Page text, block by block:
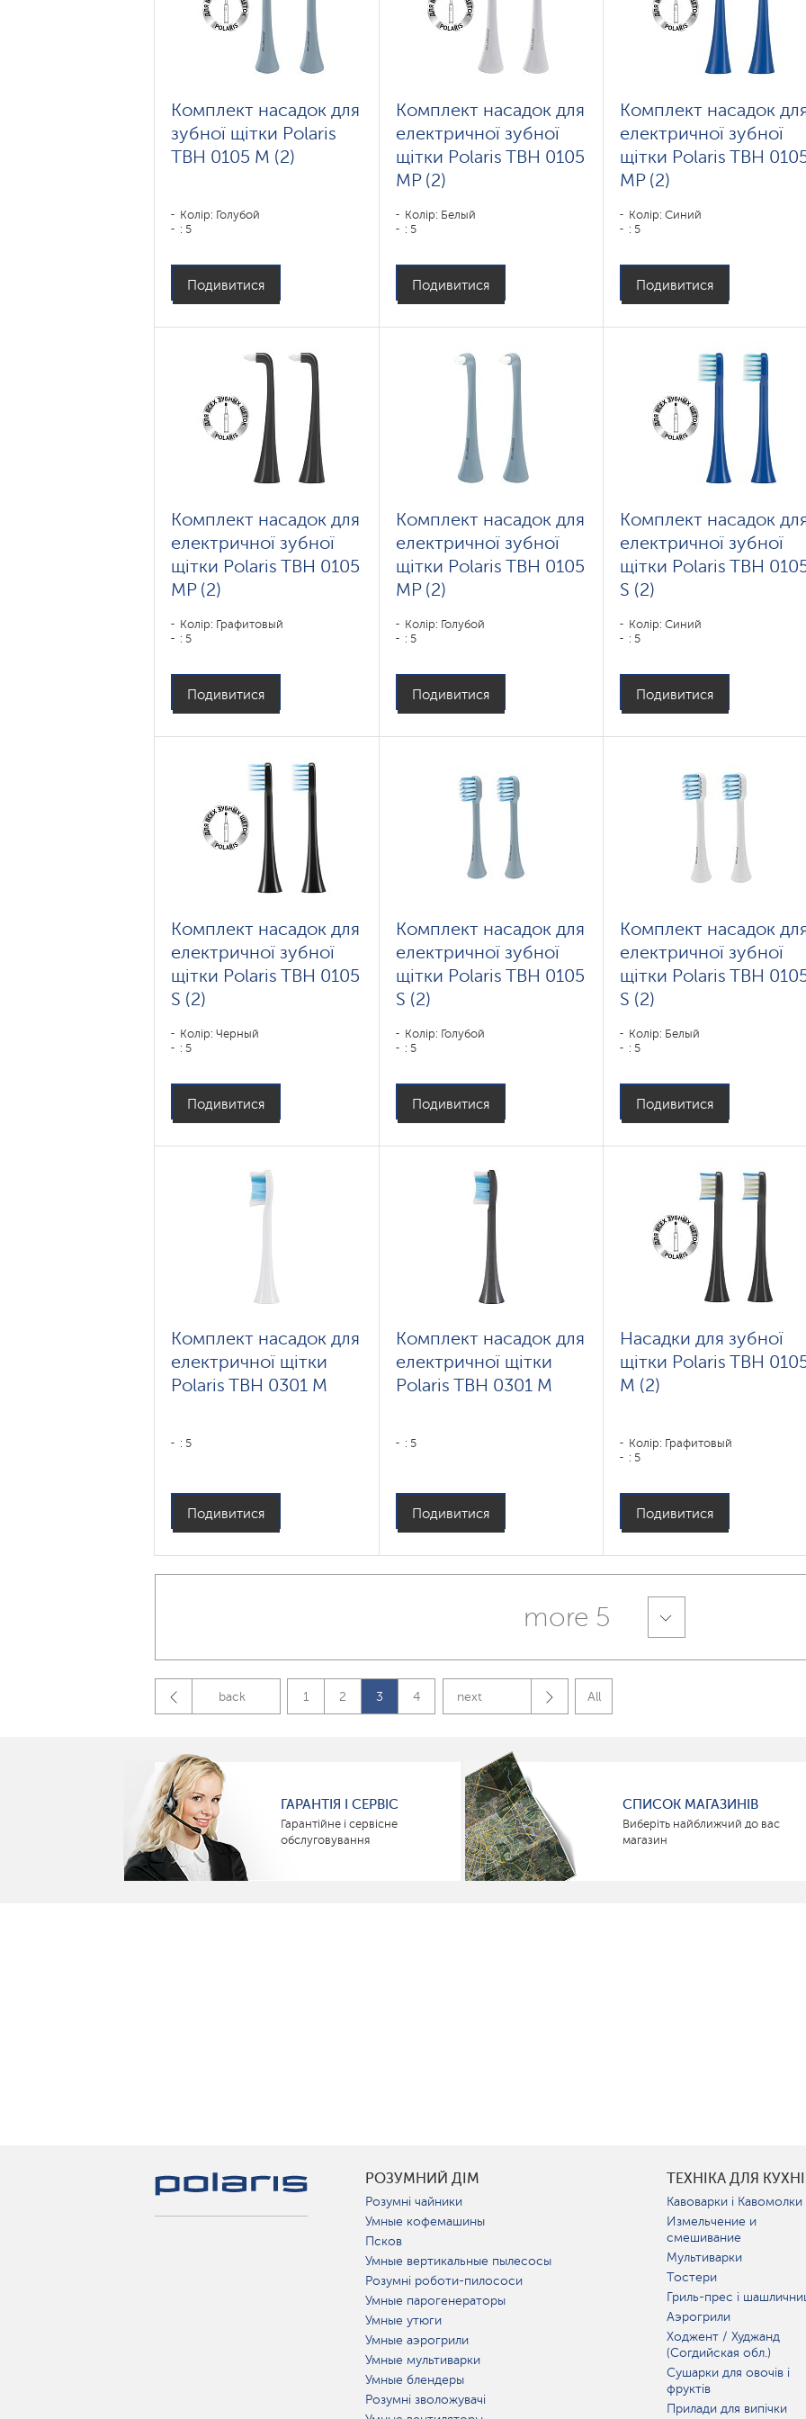
Комплект насадок для
зубної щітки Polaris
TBH 0105 M (2)
Колір: Голубой
: 5
Подивитися
Комплект насадок для
електричної зубної
щітки Polaris TBH 0105
MP (2)
Колір: Белый
: 5
Подивитися
Комплект насадок
електричної зубної
щітки Polaris TBH
MP (2)
Колір: Синий
: 5
Подивитися
Комплект насадок для
електричної зубної
щітки Polaris TBH 0105
MP (2)
Колір: Графитовый
: 5
Подивитися
Комплект насадок для
електричної зубної
щітки Polaris TBH 0105
MP (2)
Колір: Голубой
: 5
Подивитися
Комплект насадок
електричної зубної
щітки Polaris TBH
S (2)
Колір: Синий
: 5
Подивитися
Комплект насадок для
електричної зубної
щітки Polaris TBH 0105
S (2)
Колір: Черный
: 5
Подивитися
Комплект насадок для
електричної зубної
щітки Polaris TBH 0105
S (2)
Колір: Голубой
: 5
Подивитися
Комплект насадок
електричної зубної
щітки Polaris TBH
S (2)
Колір: Белый
: 5
Подивитися
Комплект насадок для
електричної щітки
Polaris TBH 0301 M
: 5
Подивитися
Комплект насадок для
електричної щітки
Polaris TBH 0301 M
: 5
Подивитися
Насадки для зубної
щітки Polaris TBH
M (2)
Колір: Графитовый
: 5
Подивитися
more 5
back 1 2 3 4 next All
ГАРАНТІЯ І СЕРВІС
Гарантійне і сервісне
обслуговування
СПИСОК МАГАЗИНІВ
Виберіть найближчий до вас
магазин
РОЗУМНИЙ ДІМ
Розумні чайники
Умные кофемашины
Псков
Умные вертикальные пылесосы
Розумні роботи-пилососи
Умные парогенераторы
Умные утюги
Умные аэрогрили
Умные мультиварки
Умные блендеры
Розумні зволожувачі
ТЕХНІКА ДЛЯ КУХНІ
Кавоварки і Кавомолки
Измельчение и
смешивание
Мультиварки
Тостери
Гриль-прес і
Аэрогрили
Ходжент / Худжанд
(Согдийская обл.)
Сушарки для овочів і
фруктів
Прилади для випічки